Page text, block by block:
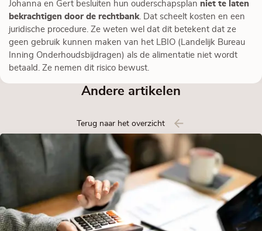
Johanna en Gert besluiten hun ouderschapsplan niet te laten
bekrachtigen door de rechtbank. Dat scheelt kosten en een
juridische procedure. Ze weten wel dat dit betekent dat ze
geen gebruik kunnen maken van het LBIO (Landelijk Bureau
Inning Onderhoudsbijdragen) als de alimentatie niet wordt
betaald. Ze nemen dit risico bewust.
Andere artikelen
Terug naar het overzicht